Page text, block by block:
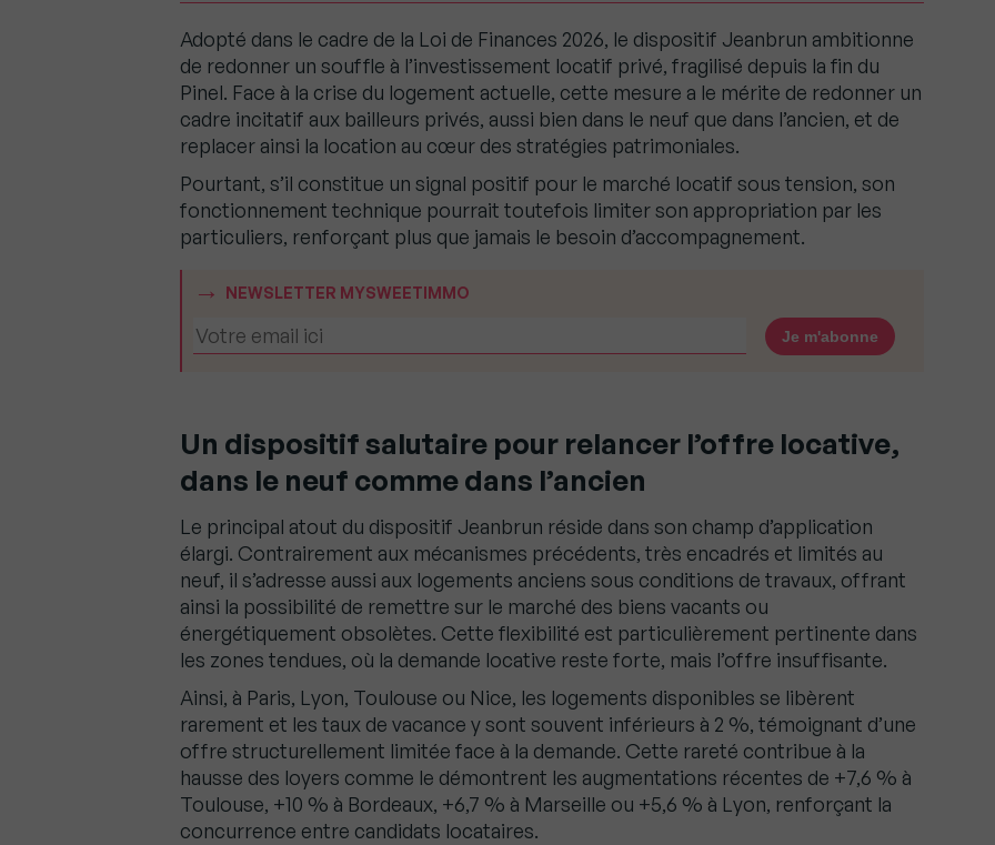
Adopté dans le cadre de la Loi de Finances 2026, le dispositif Jeanbrun ambitionne
de redonner un souffle à l’investissement locatif privé, fragilisé depuis la fin du
Pinel. Face à la crise du logement actuelle, cette mesure a le mérite de redonner un
cadre incitatif aux bailleurs privés, aussi bien dans le neuf que dans l’ancien, et de
replacer ainsi la location au cœur des stratégies patrimoniales.
Pourtant, s’il constitue un signal positif pour le marché locatif sous tension, son
fonctionnement technique pourrait toutefois limiter son appropriation par les
particuliers, renforçant plus que jamais le besoin d’accompagnement.
NEWSLETTER MYSWEETIMMO
Un dispositif salutaire pour relancer l’offre locative,
dans le neuf comme dans l’ancien
Le principal atout du dispositif Jeanbrun réside dans son champ d’application
élargi. Contrairement aux mécanismes précédents, très encadrés et limités au
neuf, il s’adresse aussi aux logements anciens sous conditions de travaux, offrant
ainsi la possibilité de remettre sur le marché des biens vacants ou
énergétiquement obsolètes. Cette flexibilité est particulièrement pertinente dans
les zones tendues, où la demande locative reste forte, mais l’offre insuffisante.
Ainsi, à Paris, Lyon, Toulouse ou Nice, les logements disponibles se libèrent
rarement et les taux de vacance y sont souvent inférieurs à 2 %, témoignant d’une
offre structurellement limitée face à la demande. Cette rareté contribue à la
hausse des loyers comme le démontrent les augmentations récentes de +7,6 % à
Toulouse, +10 % à Bordeaux, +6,7 % à Marseille ou +5,6 % à Lyon, renforçant la
concurrence entre candidats locataires.